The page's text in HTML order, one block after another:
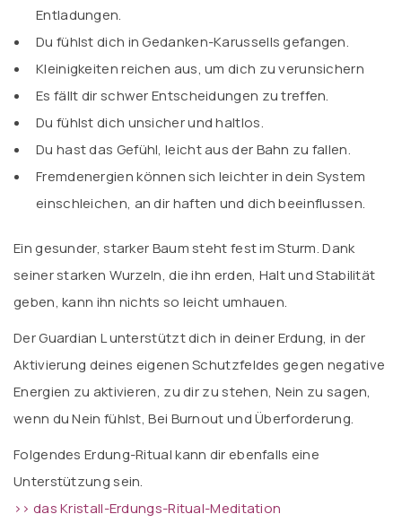
Entladungen.
Du fühlst dich in Gedanken-Karussells gefangen.
Kleinigkeiten reichen aus, um dich zu verunsichern
Es fällt dir schwer Entscheidungen zu treffen.
Du fühlst dich unsicher und haltlos.
Du hast das Gefühl, leicht aus der Bahn zu fallen.
Fremdenergien können sich leichter in dein System
einschleichen, an dir haften und dich beeinflussen.
Ein gesunder, starker Baum steht fest im Sturm. Dank
seiner starken Wurzeln, die ihn erden, Halt und Stabilität
geben, kann ihn nichts so leicht umhauen.
Der Guardian L unterstützt dich in deiner Erdung, in der
Aktivierung deines eigenen Schutzfeldes gegen negative
Energien zu aktivieren, zu dir zu stehen, Nein zu sagen,
wenn du Nein fühlst, Bei Burnout und Überforderung.
Folgendes Erdung-Ritual kann dir ebenfalls eine
Unterstützung sein.
>> das Kristall-Erdungs-Ritual-Meditation